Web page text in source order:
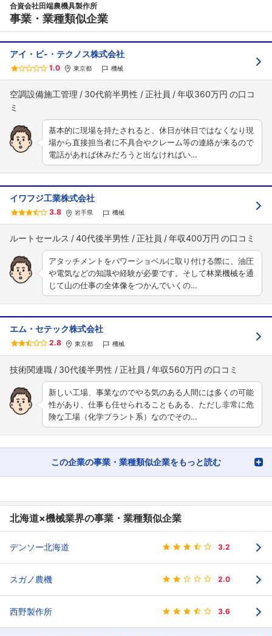
フォローしました
こちらの企業もフォローしませんか？
合資会社田端農機具製作所
事業・業種類似企業
アイ・ビ-・テクノス株式会社
1.0 東京都 機械
空調設備施工管理 30代前半男性 正社員 年収360万円
基本的に現場を持たされると、休日が休日ではなくなり現
場から直接担当者に不具合やクレーム等の連絡が来るので
電話があれば休みだろうと出なければい…
イワフジ工業株式会社
3.8 岩手県 機械
ルートセールス 40代後半男性 正社員 年収400万円
アタッチメントをパワーショベルに取り付ける際に、油圧
や電気などの知識や経験が必要です。そして林業機械を通
じて山の仕事の全体像をつかんでいくの…
エム・セテック株式会社
2.8 東京都 機械
技術関連職 30代後半男性 正社員 年収560万円
新しい工場、事業なのでやる気のある人間には多くの可能
性があり、仕事も任せられることもある、ただし非常に危
険な工場（化学プラント系）なのでその…
この企業の事業・業種類似企業をもっと読む
北海道×機械業界の事業・業種類似企業
デンソー北海道 3.2
スガノ農機 2.0
西野製作所 3.6